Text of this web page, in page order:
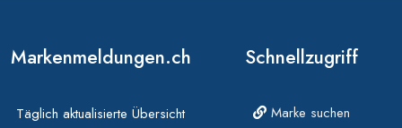
Markenmeldungen.ch
Täglich aktualisierte Übersicht
Schnellzugriff
Marke suchen